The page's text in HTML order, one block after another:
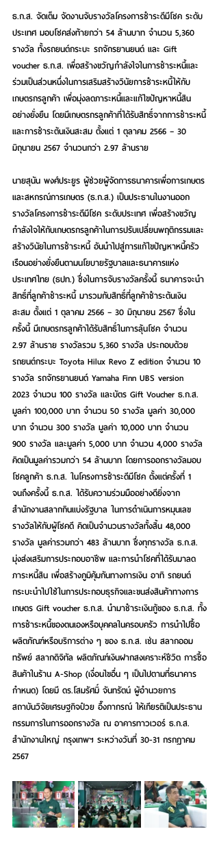
ธ.ก.ส. จัดเต็ม จัดงานจับรางวัลโครงการชำระดีมีโชค ระดับ
ประเทศ มอบโชคส่งท้ายกว่า 54 ล้านบาท จำนวน 5,360
รางวัล ทั้งรถยนต์กระบะ รถจักรยานยนต์ และ Gift
voucher ธ.ก.ส. เพื่อสร้างขวัญกำลังใจในการชำระหนี้และ
ร่วมเป็นส่วนหนึ่งในการเสริมสร้างวินัยการชำระหนี้ให้กับ
เกษตรกรลูกค้า เพื่อมุ่งลดภาระหนี้และแก้ไขปัญหาหนี้สิน
อย่างยั่งยืน โดยมีเกษตรกรลูกค้าที่ได้รับสิทธิ์จากการชำระหนี้
และการชำระต้นเงินสะสม ตั้งแต่ 1 ตุลาคม 2566 – 30
มิถุนายน 2567 จำนวนกว่า 2.97 ล้านราย
นายสุนัน พงศ์ประยูร ผู้ช่วยผู้จัดการธนาคารเพื่อการเกษตร
และสหกรณ์การเกษตร (ธ.ก.ส.) เป็นประธานในงานออก
รางวัลโครงการชำระดีมีโชค ระดับประเทศ เพื่อสร้างขวัญ
กำลังใจให้กับเกษตรกรลูกค้าในการปรับเปลี่ยนพฤติกรรมและ
สร้างวินัยในการชำระหนี้ อันนำไปสู่การแก้ไขปัญหาหนี้ครัว
เรือนอย่างยั่งยืนตามนโยบายรัฐบาลและธนาคารแห่ง
ประเทศไทย (ธปท.) ซึ่งในการจับรางวัลครั้งนี้ ธนาคารจะนำ
สิทธิ์ที่ลูกค้าชำระหนี้ มารวมกับสิทธิ์ที่ลูกค้าชำระต้นเงิน
สะสม ตั้งแต่ 1 ตุลาคม 2566 – 30 มิถุนายน 2567 ซึ่งใน
ครั้งนี้ มีเกษตรกรลูกค้าได้รับสิทธิ์ในการลุ้นโชค จำนวน
2.97 ล้านราย รางวัลรวม 5,360 รางวัล ประกอบด้วย
รถยนต์กระบะ Toyota Hilux Revo Z edition จำนวน 10
รางวัล รถจักรยานยนต์ Yamaha Finn UBS version
2023 จำนวน 100 รางวัล และบัตร Gift Voucher ธ.ก.ส.
มูลค่า 100,000 บาท จำนวน 50 รางวัล มูลค่า 30,000
บาท จำนวน 300 รางวัล มูลค่า 10,000 บาท จำนวน
900 รางวัล และมูลค่า 5,000 บาท จำนวน 4,000 รางวัล
คิดเป็นมูลค่ารวมกว่า 54 ล้านบาท โดยการออกรางวัลมอบ
โชคลูกค้า ธ.ก.ส. ในโครงการชำระดีมีโชค ตั้งแต่ครั้งที่ 1
จนถึงครั้งนี้ ธ.ก.ส. ได้รับความร่วมมืออย่างดียิ่งจาก
สำนักงานสลากกินแบ่งรัฐบาล ในการดำเนินการหมุนเลข
รางวัลให้กับผู้โชคดี คิดเป็นจำนวนรางวัลทั้งสิ้น 48,000
รางวัล มูลค่ารวมกว่า 483 ล้านบาท ซึ่งทุกรางวัล ธ.ก.ส.
มุ่งส่งเสริมการประกอบอาชีพ และการนำโชคที่ได้รับมาลด
ภาระหนี้สิน เพื่อสร้างภูมิคุ้มกันทางการเงิน อาทิ รถยนต์
กระบะนำไปใช้ในการประกอบธุรกิจและขนส่งสินค้าทางการ
เกษตร Gift voucher ธ.ก.ส. นำมาชำระเงินกู้ของ ธ.ก.ส. ทั้ง
การชำระหนี้ของตนเองหรือบุคคลในครอบครัว การนำไปซื้อ
ผลิตภัณฑ์หรือบริการต่าง ๆ ของ ธ.ก.ส. เช่น สลากออม
ทรัพย์ สลากดิจิทัล ผลิตภัณฑ์เงินฝากสงเคราะห์ชีวิต การซื้อ
สินค้าในร้าน A-Shop (เงื่อนไขอื่น ๆ เป็นไปตามที่ธนาคาร
กำหนด) โดยมี ดร.โสมรัศมิ์ จันทรัตน์ ผู้อำนวยการ
สถาบันวิจัยเศรษฐกิจป๋วย อึ๊งภากรณ์ ให้เกียรติเป็นประธาน
กรรมการในการออกรางวัล ณ อาคารทาวเวอร์ ธ.ก.ส.
สำนักงานใหญ่ กรุงเทพฯ ระหว่างวันที่ 30-31 กรกฎาคม
2567